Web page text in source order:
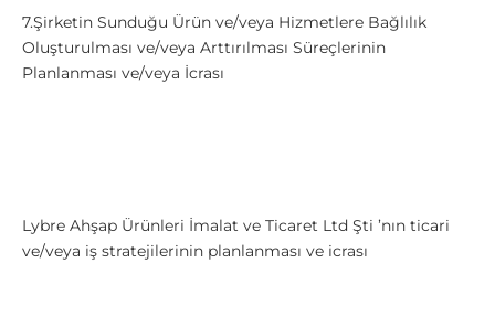
7.Şirketin Sunduğu Ürün ve/veya Hizmetlere Bağlılık
Oluşturulması ve/veya Arttırılması Süreçlerinin
Planlanması ve/veya İcrası
Lybre Ahşap Ürünleri İmalat ve Ticaret Ltd Şti ’nın ticari
ve/veya iş stratejilerinin planlanması ve icrası